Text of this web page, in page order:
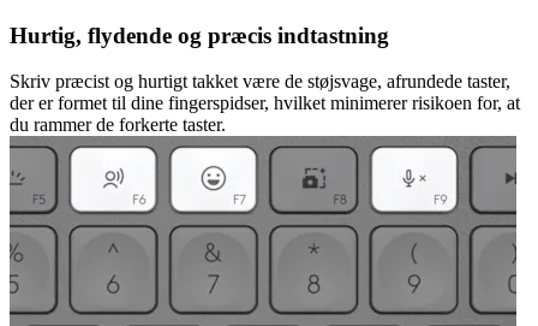
Hurtig, flydende og præcis indtastning
Skriv præcist og hurtigt takket være de støjsvage, afrundede taster,
der er formet til dine fingerspidser, hvilket minimerer risikoen for, at
du rammer de forkerte taster.